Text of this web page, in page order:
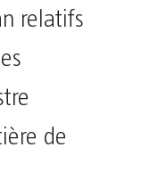
relatifs
de